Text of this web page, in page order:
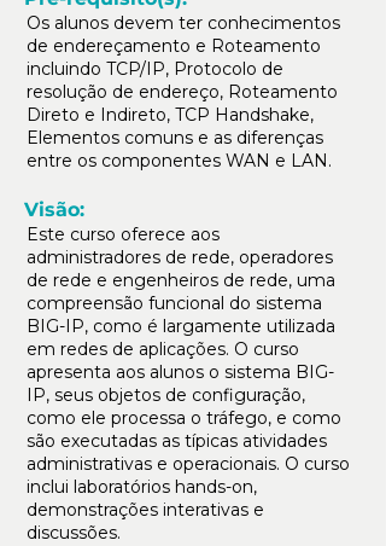
Os alunos devem ter conhecimentos
de endereçamento e Roteamento
incluindo TCP/IP, Protocolo de
resolução de endereço, Roteamento
Direto e Indireto, TCP Handshake,
Elementos comuns e as diferenças
entre os componentes WAN e LAN.
Visão:
Este curso oferece aos
administradores de rede, operadores
de rede e engenheiros de rede, uma
compreensão funcional do sistema
BIG-IP, como é largamente utilizada
em redes de aplicações. O curso
apresenta aos alunos o sistema BIG-
IP, seus objetos de configuração,
como ele processa o tráfego, e como
são executadas as típicas atividades
administrativas e operacionais. O curso
inclui laboratórios hands-on,
demonstrações interativas e
discussões.